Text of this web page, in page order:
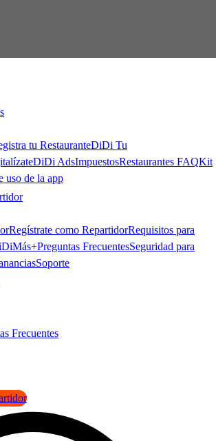
tu RestauranteDiDi Tu
DiDi AdsImpuestosRestaurantes FAQKit
uso de la app
Regístrate como RepartidorRequisitos para
Preguntas FrecuentesSeguridad para
Soporte
Frecuentes